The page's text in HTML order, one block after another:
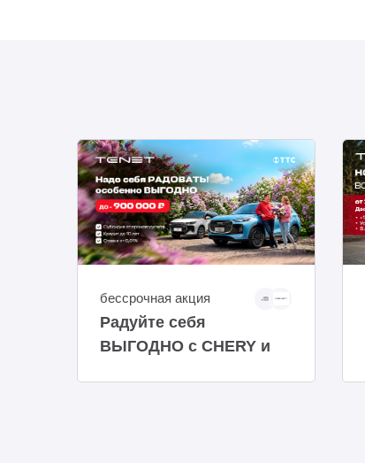
бессрочная акция
Радуйте себя
ВЫГОДНО с CHERY и